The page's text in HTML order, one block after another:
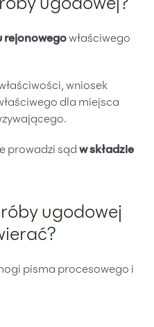
ugodowej?
rejonowegowłaściwego
wniosek
dla miejsca
prowadzi sąd w składzie
ugodowej
pisma procesowego i